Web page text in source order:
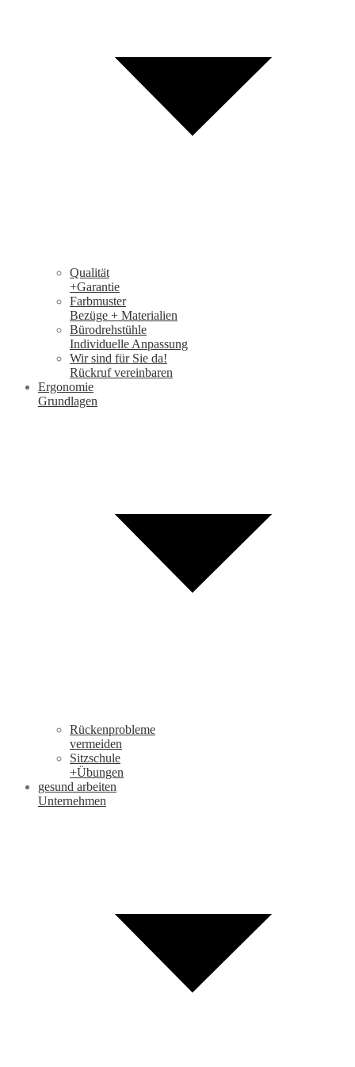
Qualität
+Garantie
Farbmuster
Bezüge + Materialien
Bürodrehstühle
Individuelle Anpassung
Wir sind für Sie da!
Rückruf vereinbaren
Ergonomie
Grundlagen
Rückenprobleme
vermeiden
Sitzschule
+Übungen
gesund arbeiten
Unternehmen